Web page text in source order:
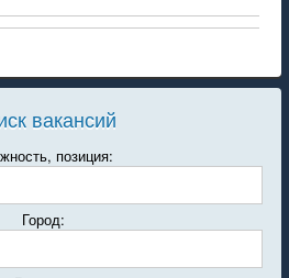
вакансий
позиция:
Город: